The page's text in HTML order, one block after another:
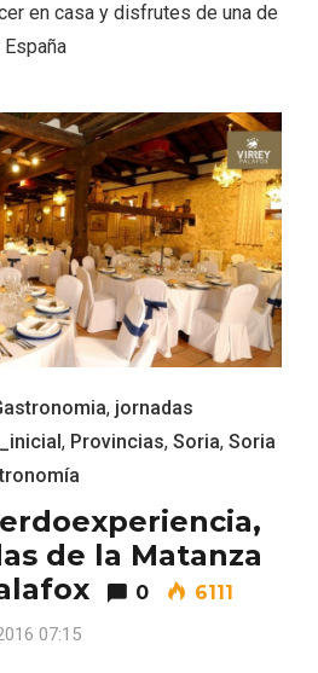
en casa y disfrutes de una de
, jornadas
, Provincias, Soria, Soria
de la Matanza
0 6111
07:15
Queso 2026 en